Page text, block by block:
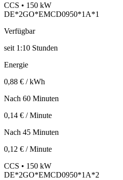
CCS • 150 kW
DE*2GO*EMCD0950*1A*1
Verfügbar
seit 1:10 Stunden
Energie
0,88 € / kWh
Nach 60 Minuten
0,14 € / Minute
Nach 45 Minuten
0,12 € / Minute
CCS • 150 kW
DE*2GO*EMCD0950*1A*2